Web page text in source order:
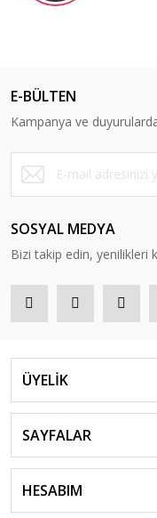
E-BÜLTEN
Kampanya ve
SOSYAL MEDYA
Bizi takip edin, yenilikleri
ÜYELİK
SAYFALAR
HESABIM